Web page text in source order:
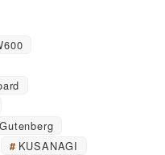
Gutenberg
KUSANAGI